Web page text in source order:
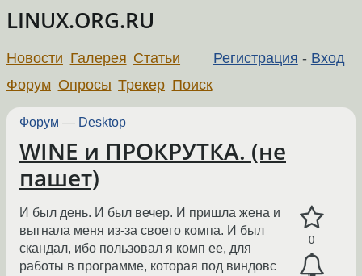
LINUX.ORG.RU
Регистрация - Вход
Новости Галерея Статьи
Форум Опросы Трекер Поиск
Форум — Desktop
WINE и ПРОКРУТКА. (не
пашет)
0
И был день. И был вечер. И пришла жена и
выгнала меня из-за своего компа. И был
скандал, ибо пользовал я комп ее, для
работы в программе, которая под виндовс